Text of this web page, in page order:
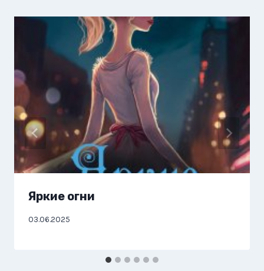
Яркие огни
03.06.2025